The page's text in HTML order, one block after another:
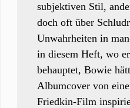
subjektiven Stil,
doch oft über
Unwahrheiten in
in diesem Heft, wo
behauptet, Bowie
Albumcover von
Friedkin-Film